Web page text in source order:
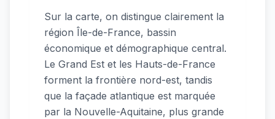
Sur la carte, on distingue clairement la
région Île-de-France, bassin
économique et démographique central.
Le Grand Est et les Hauts-de-France
forment la frontière nord-est, tandis
que la façade atlantique est marquée
par la Nouvelle-Aquitaine, plus grande